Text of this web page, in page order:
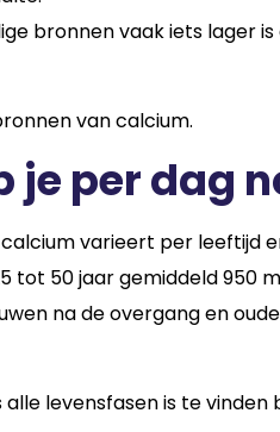
bronnen vaak iets lager is
van calcium.
je per dag
varieert per leeftijd
tot 50 jaar gemiddeld 950
na de overgang en
levensfasen is te vinden